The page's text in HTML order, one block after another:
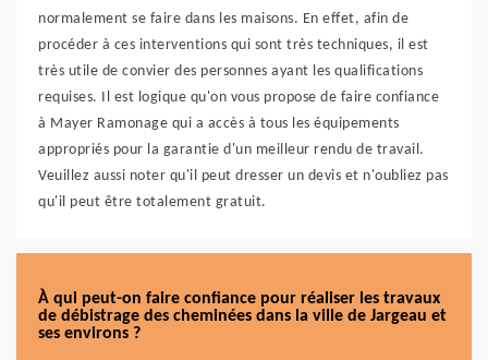
normalement se faire dans les maisons. En effet, afin de
procéder à ces interventions qui sont très techniques, il est
très utile de convier des personnes ayant les qualifications
requises. Il est logique qu'on vous propose de faire confiance
à Mayer Ramonage qui a accès à tous les équipements
appropriés pour la garantie d'un meilleur rendu de travail.
Veuillez aussi noter qu'il peut dresser un devis et n'oubliez pas
qu'il peut être totalement gratuit.
À qui peut-on faire confiance pour réaliser les travaux
de débistrage des cheminées dans la ville de Jargeau et
ses environs ?